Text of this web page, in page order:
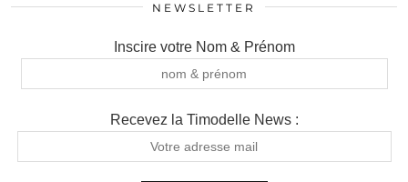
NEWSLETTER
Inscire votre Nom & Prénom
Recevez la Timodelle News :